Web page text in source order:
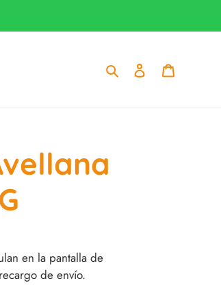
Buscar Ingresar
en la pantalla de
de envío.